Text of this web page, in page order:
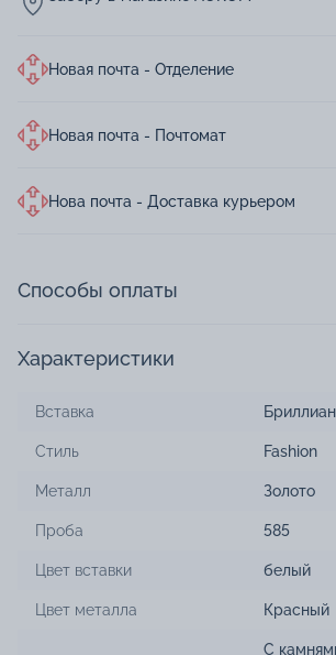
Новая почта - Отделение
Новая почта - Почтомат
Нова почта - Доставка курьером
Способы оплаты
Характеристики
Вставка
Стиль Fashion
Металл Золото
Проба 585
Цвет вставки белый
Цвет металла Красный
С